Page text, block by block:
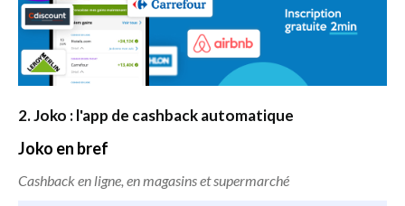
2. Joko : l'app de cashback automatique
Joko en bref
Cashback en ligne, en magasins et supermarché